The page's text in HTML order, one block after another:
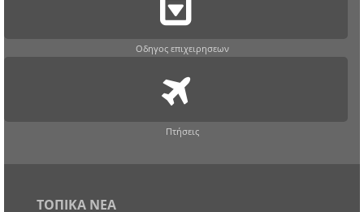
Οδηγος επιχειρησεων
Πτήσεις
ΤΟΠΙΚΑ ΝΕΑ